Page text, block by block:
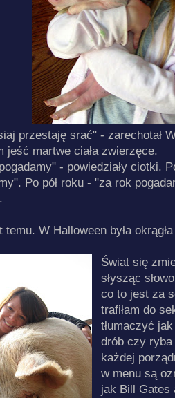
przestaję srać" - zarechotał
jeść martwe ciała zwierzęce.
- powiedziały ciotki.
Po pół roku - "za rok
temu. W Halloween była
Świat się
słysząc
co to jest za
trafiłam do
tłumaczyć
drób czy
każdej
w menu są
jak Bill Gates